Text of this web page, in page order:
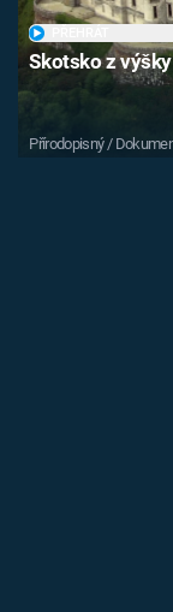
Skotsko z výšky
Přírodopisný /